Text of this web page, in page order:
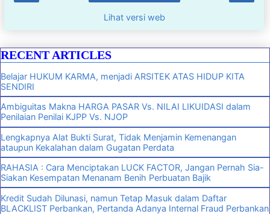
Lihat versi web
RECENT ARTICLES
Belajar HUKUM KARMA, menjadi ARSITEK ATAS HIDUP KITA
SENDIRI
Ambiguitas Makna HARGA PASAR Vs. NILAI LIKUIDASI dalam
Penilaian Penilai KJPP Vs. NJOP
Lengkapnya Alat Bukti Surat, Tidak Menjamin Kemenangan
ataupun Kekalahan dalam Gugatan Perdata
RAHASIA : Cara Menciptakan LUCK FACTOR, Jangan Pernah Sia-
Siakan Kesempatan Menanam Benih Perbuatan Bajik
Kredit Sudah Dilunasi, namun Tetap Masuk dalam Daftar
BLACKLIST Perbankan, Pertanda Adanya Internal Fraud Perbankan